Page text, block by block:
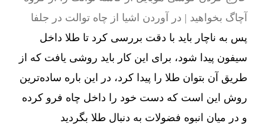
آچاگ بخواهید | در آوردن اشیا از چاه توالت در جلفا
پس به ناچار باید با دقت بررسی کرد تا طلا داخل
سیفون پیدا شود، برای این کار باید روشی یافت که از
طریق آن بتوان طلا را پیدا کرد، در این باره ساده‌ترین
روش این است که دست خود را داخل چاه فرو کرده
و در میان انبوه فضولات به دنبال طلا بگردید